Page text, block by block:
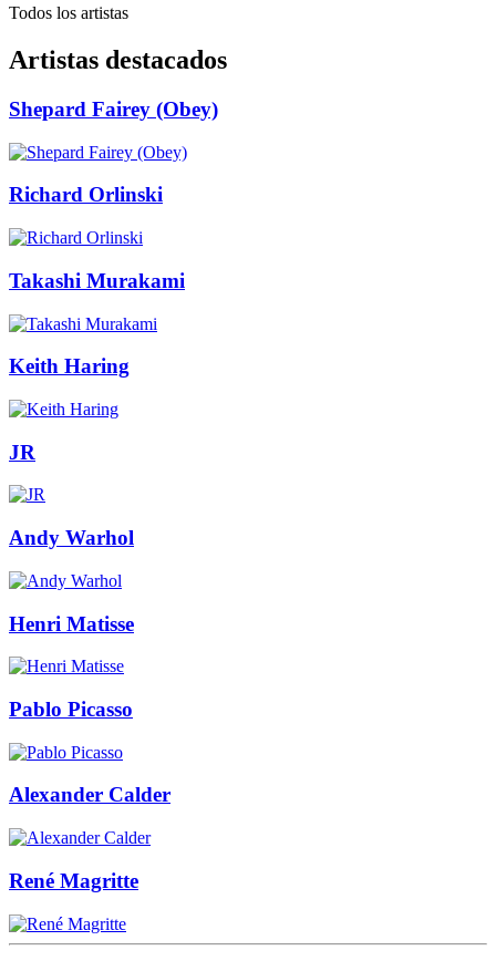
Todos los artistas
Artistas destacados
Shepard Fairey (Obey)
Richard Orlinski
Takashi Murakami
Keith Haring
JR
Andy Warhol
Henri Matisse
Pablo Picasso
Alexander Calder
René Magritte